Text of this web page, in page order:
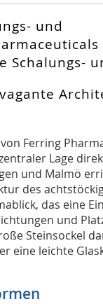
und
Schalungs-
Ferring
Lage
und Malmö
des
das eine
und
Steinsockel
eine leichte